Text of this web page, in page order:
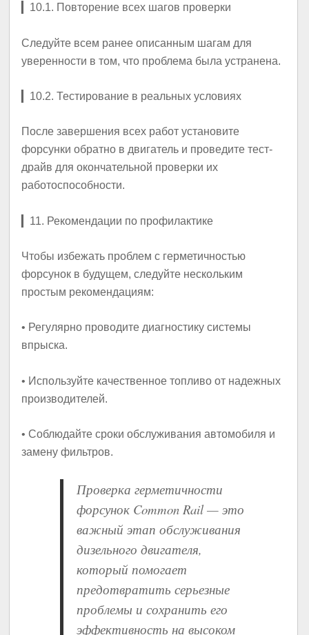
10.1. Повторение всех шагов проверки
Следуйте всем ранее описанным шагам для
уверенности в том, что проблема была устранена.
10.2. Тестирование в реальных условиях
После завершения всех работ установите
форсунки обратно в двигатель и проведите тест-
драйв для окончательной проверки их
работоспособности.
11. Рекомендации по профилактике
Чтобы избежать проблем с герметичностью
форсунок в будущем, следуйте нескольким
простым рекомендациям:
• Регулярно проводите диагностику системы
впрыска.
• Используйте качественное топливо от надежных
производителей.
• Соблюдайте сроки обслуживания автомобиля и
замену фильтров.
Проверка герметичности
форсунок Common Rail — это
важный этап обслуживания
дизельного двигателя,
который помогает
предотвратить серьезные
проблемы и сохранить его
эффективность на высоком